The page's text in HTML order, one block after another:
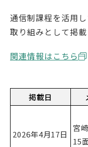
在学生・教職
卒業生の方
通信制課程を活用
取り組みとして掲載
関連情報はこちら
掲載日
2026年4月17日
宮
15